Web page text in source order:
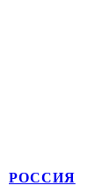
РОССИЯ